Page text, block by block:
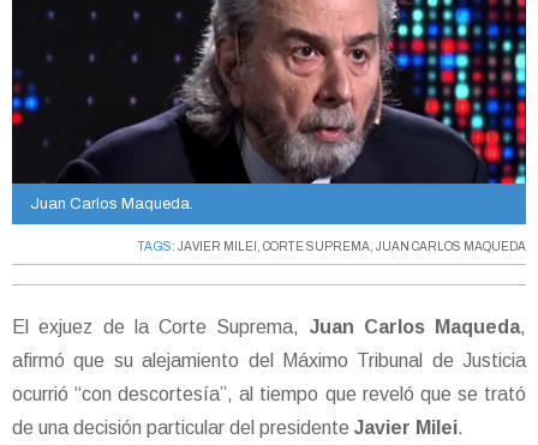
Juan Carlos Maqueda.
TAGS: JAVIER MILEI , CORTE SUPREMA, JUAN CARLOS MAQUEDA
El exjuez de la Corte Suprema, Juan Carlos Maqueda,
afirmó que su alejamiento del Máximo Tribunal de Justicia
ocurrió “con descortesía”, al tiempo que reveló que se trató
de una decisión particular del presidente Javier Milei.